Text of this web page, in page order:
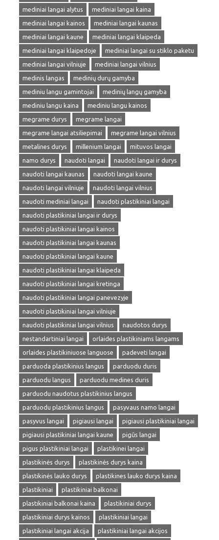
mediniai langai alytus
mediniai langai kaina
mediniai langai kainos
mediniai langai kaunas
mediniai langai kaune
mediniai langai klaipeda
mediniai langai klaipedoje
mediniai langai su stiklo paketu
mediniai langai vilniuje
mediniai langai vilnius
medinis langas
medinių durų gamyba
mediniu langu gamintojai
medinių langų gamyba
mediniu langu kaina
mediniu langu kainos
megrame durys
megrame langai
megrame langai atsiliepimai
megrame langai vilnius
metalines durys
millenium langai
mituvos langai
namo durys
naudoti langai
naudoti langai ir durys
naudoti langai kaunas
naudoti langai kaune
naudoti langai vilniuje
naudoti langai vilnius
naudoti mediniai langai
naudoti plastikiniai langai
naudoti plastikiniai langai ir durys
naudoti plastikiniai langai kainos
naudoti plastikiniai langai kaunas
naudoti plastikiniai langai kaune
naudoti plastikiniai langai klaipeda
naudoti plastikiniai langai kretinga
naudoti plastikiniai langai panevezyje
naudoti plastikiniai langai vilniuje
naudoti plastikiniai langai vilnius
naudotos durys
nestandartiniai langai
orlaides plastikiniams langams
orlaides plastikiniuose languose
padeveti langai
parduoda plastikinius langus
parduodu duris
parduodu langus
parduodu medines duris
parduodu naudotus plastikinius langus
parduodu plastikinius langus
pasyvaus namo langai
pasyvus langai
pigiausi langai
pigiausi plastikiniai langai
pigiausi plastikiniai langai kaune
pigūs langai
pigus plastikiniai langai
plastikinei langai
plastikinės durys
plastikinės durys kaina
plastikinės lauko durys
plastikines lauko durys kaina
plastikiniai
plastikiniai balkonai
plastikiniai balkonai kaina
plastikiniai durys
plastikiniai durys kainos
plastikiniai langai
plastikiniai langai akcija
plastikiniai langai akcijos